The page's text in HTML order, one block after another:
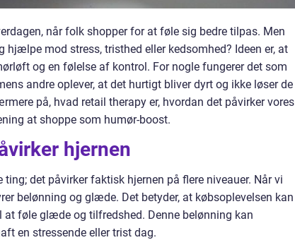
når folk shopper for at føle sig bedre tilpas. Men
hjælpe mod stress, tristhed eller kedsomhed? Ideen er, at
og en følelse af kontrol. For nogle fungerer det som
andre oplever, at det hurtigt bliver dyrt og ikke løser de
på, hvad retail therapy er, hvordan det påvirker vores
at shoppe som humør-boost.
hjernen
det påvirker faktisk hjernen på flere niveauer. Når vi
belønning og glæde. Det betyder, at købsoplevelsen kan
føle glæde og tilfredshed. Denne belønning kan
en stressende eller trist dag.